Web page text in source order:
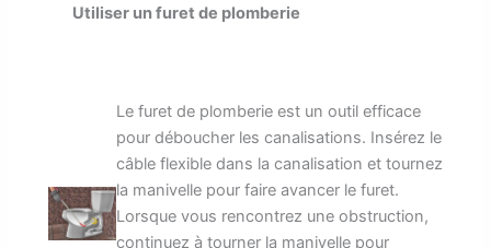
Utiliser un furet de plomberie
Le furet de plomberie est un outil efficace
pour déboucher les canalisations. Insérez le
câble flexible dans la canalisation et tournez
la manivelle pour faire avancer le furet.
Lorsque vous rencontrez une obstruction,
continuez à tourner la manivelle pour